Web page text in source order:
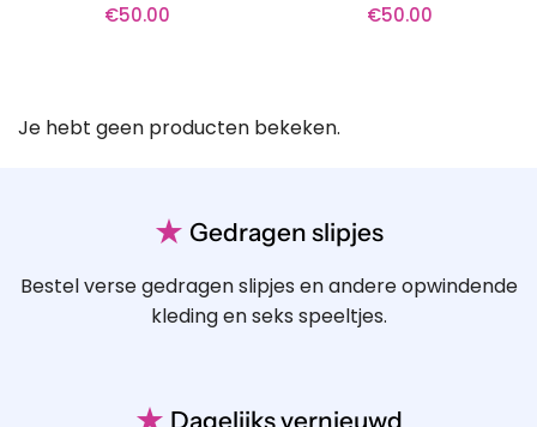
€50.00 €50.00
Je hebt geen producten bekeken.
★ Gedragen slipjes
Bestel verse gedragen slipjes en andere opwindende
kleding en seks speeltjes.
Dagelijks vernieuwd